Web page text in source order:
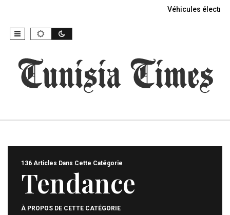
Véhicules
136 Articles Dans Cette Catégorie
Tendance
À PROPOS DE CETTE CATÉGORIE